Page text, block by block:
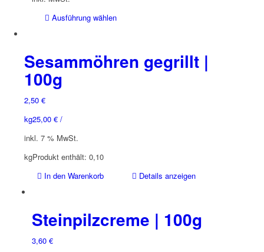
Ausführung wählen
Varianten
werden
Sesammöhren gegrillt |
100g
2,50 €
25,00 €/
kg
inkl. 7 % MwSt.
Produkt enthält: 0,10
kg
In den Warenkorb
Details anzeigen
Steinpilzcreme | 100g
3,60 €